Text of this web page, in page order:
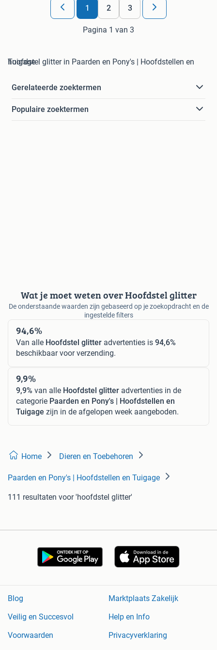
1 2 3
Pagina 1 van 3
hoofdstel glitter in Paarden en Pony's | Hoofdstellen en Tuigage
Gerelateerde zoektermen
Populaire zoektermen
Wat je moet weten over Hoofdstel glitter
De onderstaande waarden zijn gebaseerd op je zoekopdracht en de
ingestelde filters
94,6%
Van alle Hoofdstel glitter advertenties is 94,6%
beschikbaar voor verzending.
9,9%
9,9% van alle Hoofdstel glitter advertenties in de
categorie Paarden en Pony's | Hoofdstellen en
Tuigage zijn in de afgelopen week aangeboden.
Home Dieren en Toebehoren
Paarden en Pony's | Hoofdstellen en Tuigage
111 resultaten voor 'hoofdstel glitter'
Blog
Marktplaats Zakelijk
Veilig en Succesvol
Help en Info
Voorwaarden
Privacyverklaring